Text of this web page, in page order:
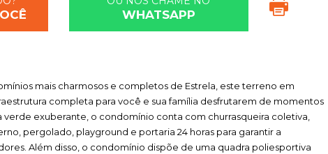
WHATSAPP
mais charmosos e completos de Estrela, este terreno em
completa para você e sua família desfrutarem de momentos
verde exuberante, o condomínio conta com churrasqueira coletiva,
pergolado, playground e portaria 24 horas para garantir a
Além disso, o condomínio dispõe de uma quadra poliesportiva